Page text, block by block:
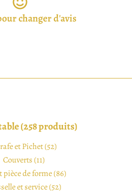
changer d'avis
(258 produits)
et Pichet (52)
Couverts (11)
pièce de forme (86)
et service (52)